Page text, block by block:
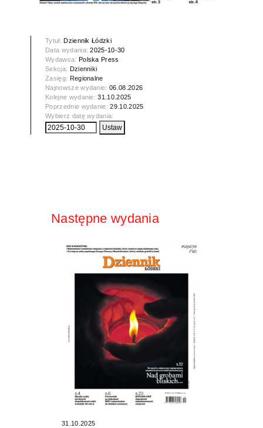
Tytuł: Dziennik Łódzki
Data wydania:2025-10-30
Wydawca: Polska Press
Sekcja: Dzienniki
Zasięg: Regionalne
Najnowsze wydanie:06.08.2026
Kolejne wydanie:31.10.2025
Poprzednie wydanie:29.10.2025
Wybierz datę wydania:
Następne wydania
31.10.2025